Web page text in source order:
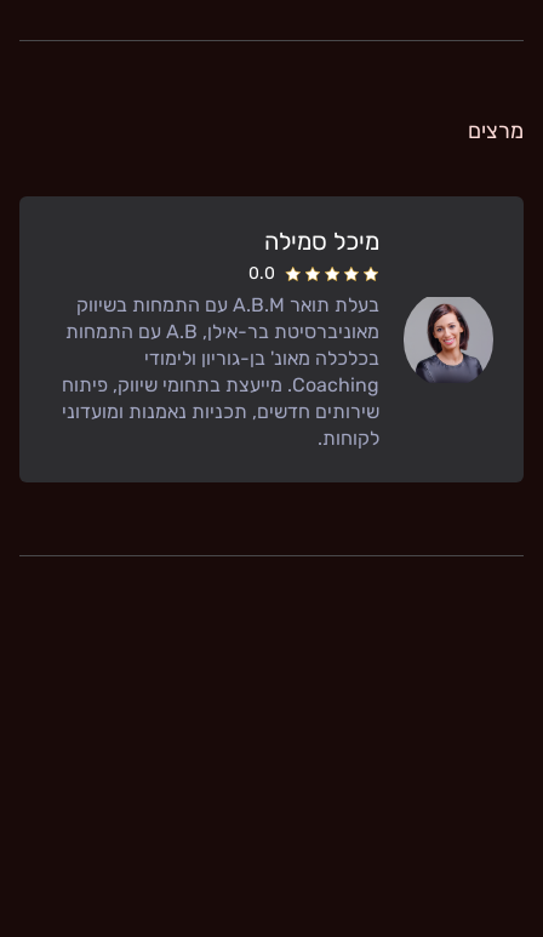
מרצים
מיכל סמילה
0.0
בעלת תואר A.B.M עם התמחות בשיווק
מאוניברסיטת בר-אילן, A.B עם התמחות
בכלכלה מאונ' בן-גוריון ולימודי
Coaching. מייעצת בתחומי שיווק, פיתוח
שירותים חדשים, תכניות נאמנות ומועדוני
לקוחות.